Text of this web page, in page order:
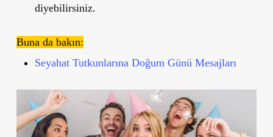
diyebilirsiniz.
Buna da bakın:
Seyahat Tutkunlarına Doğum Günü Mesajları